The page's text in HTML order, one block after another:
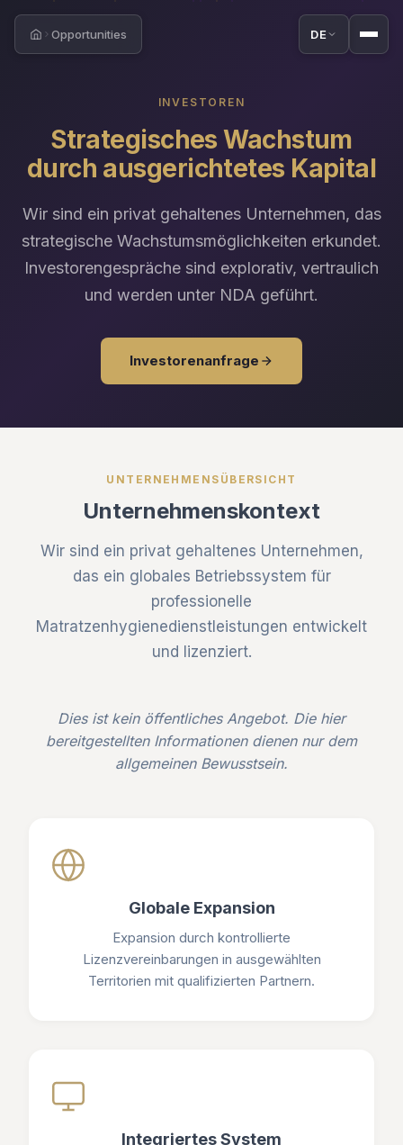
Home
Opportunities DE
INVESTOREN
Strategisches Wachstum
durch ausgerichtetes Kapital
Wir sind ein privat gehaltenes Unternehmen, das
strategische Wachstumsmöglichkeiten erkundet.
Investorengespräche sind explorativ, vertraulich
und werden unter NDA geführt.
Investorenanfrage
UNTERNEHMENSÜBERSICHT
Unternehmenskontext
Wir sind ein privat gehaltenes Unternehmen,
das ein globales Betriebssystem für
professionelle
Matratzenhygienedienstleistungen entwickelt
und lizenziert.
Dies ist kein öffentliches Angebot. Die hier
bereitgestellten Informationen dienen nur dem
allgemeinen Bewusstsein.
Globale Expansion
Expansion durch kontrollierte
Lizenzvereinbarungen in ausgewählten
Territorien mit qualifizierten Partnern.
Integriertes System